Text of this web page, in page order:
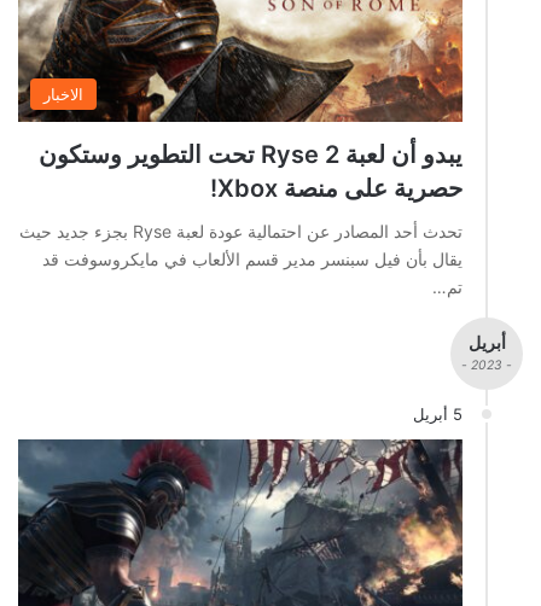
الاخبار
يبدو أن لعبة Ryse 2 تحت التطوير وستكون
حصرية على منصة Xbox!
تحدث أحد المصادر عن احتمالية عودة لعبة Ryse بجزء جديد حيث
يقال بأن فيل سبنسر مدير قسم الألعاب في مايكروسوفت قد
تم…
أبريل
- 2023 -
5 أبريل